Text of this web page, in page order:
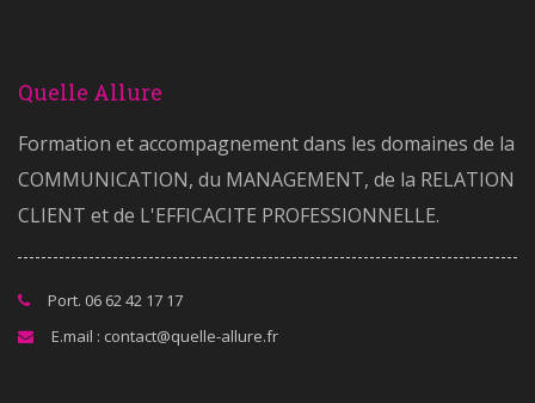
Quelle Allure
Formation et accompagnement dans les domaines de la
COMMUNICATION, du MANAGEMENT, de la RELATION
CLIENT et de L'EFFICACITE PROFESSIONNELLE.
Port. 06 62 42 17 17
E.mail : contact@quelle-allure.fr